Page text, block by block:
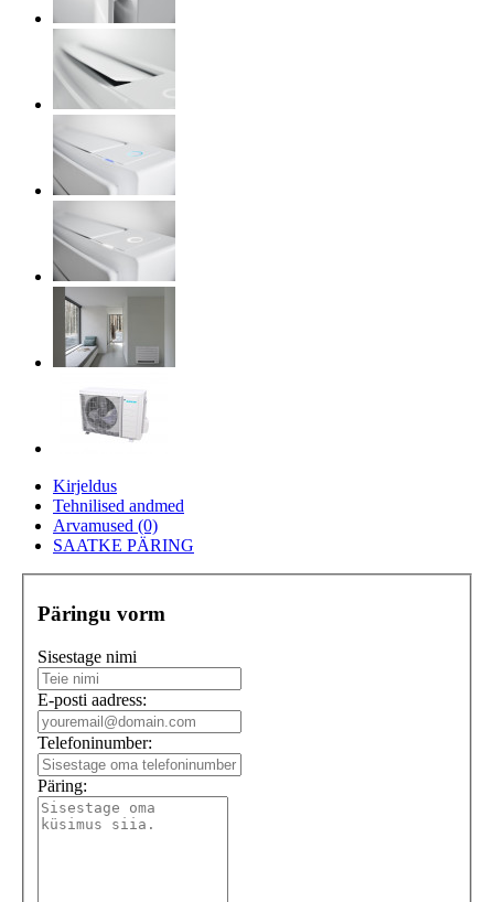
Kirjeldus
Tehnilised andmed
Arvamused (0)
SAATKE PÄRING
Päringu vorm
Sisestage nimi
E-posti aadress:
Telefoninumber:
Päring: